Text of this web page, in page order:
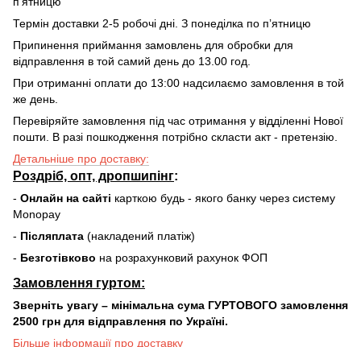
Термін доставки 2-5 робочі дні. З понеділка по пʼятницю
Припинення приймання замовлень для обробки для
відправлення в той самий день до 13.00 год.
При отриманні оплати до 13:00 надсилаємо замовлення в той
же день.
Перевіряйте замовлення під час отримання у відділенні Нової
пошти. В разі пошкодження потрібно скласти акт - претензію.
Детальніше про доставку:
Роздріб, опт, дропшипінг:
- Онлайн на сайті карткою будь - якого банку через систему
Monopay
- Післяплата (накладений платіж)
- Безготівково на розрахунковий рахунок ФОП
Замовлення гуртом:
Зверніть увагу – мінімальна сума ГУРТОВОГО замовлення
2500 грн для відправлення по Україні.
Більше інформації про доставку